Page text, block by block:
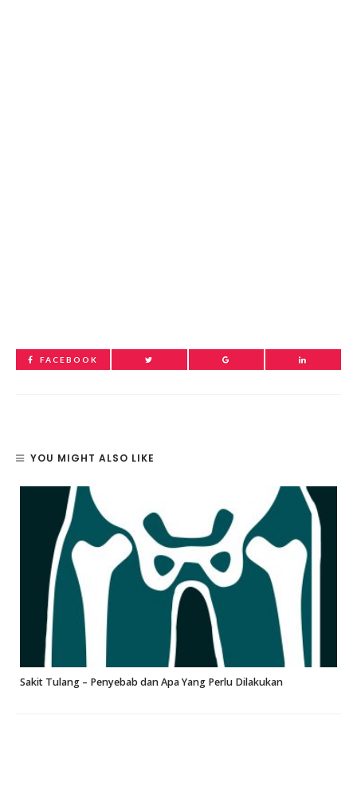
FACEBOOK
YOU MIGHT ALSO LIKE
Sakit Tulang – Penyebab dan Apa Yang Perlu Dilakukan